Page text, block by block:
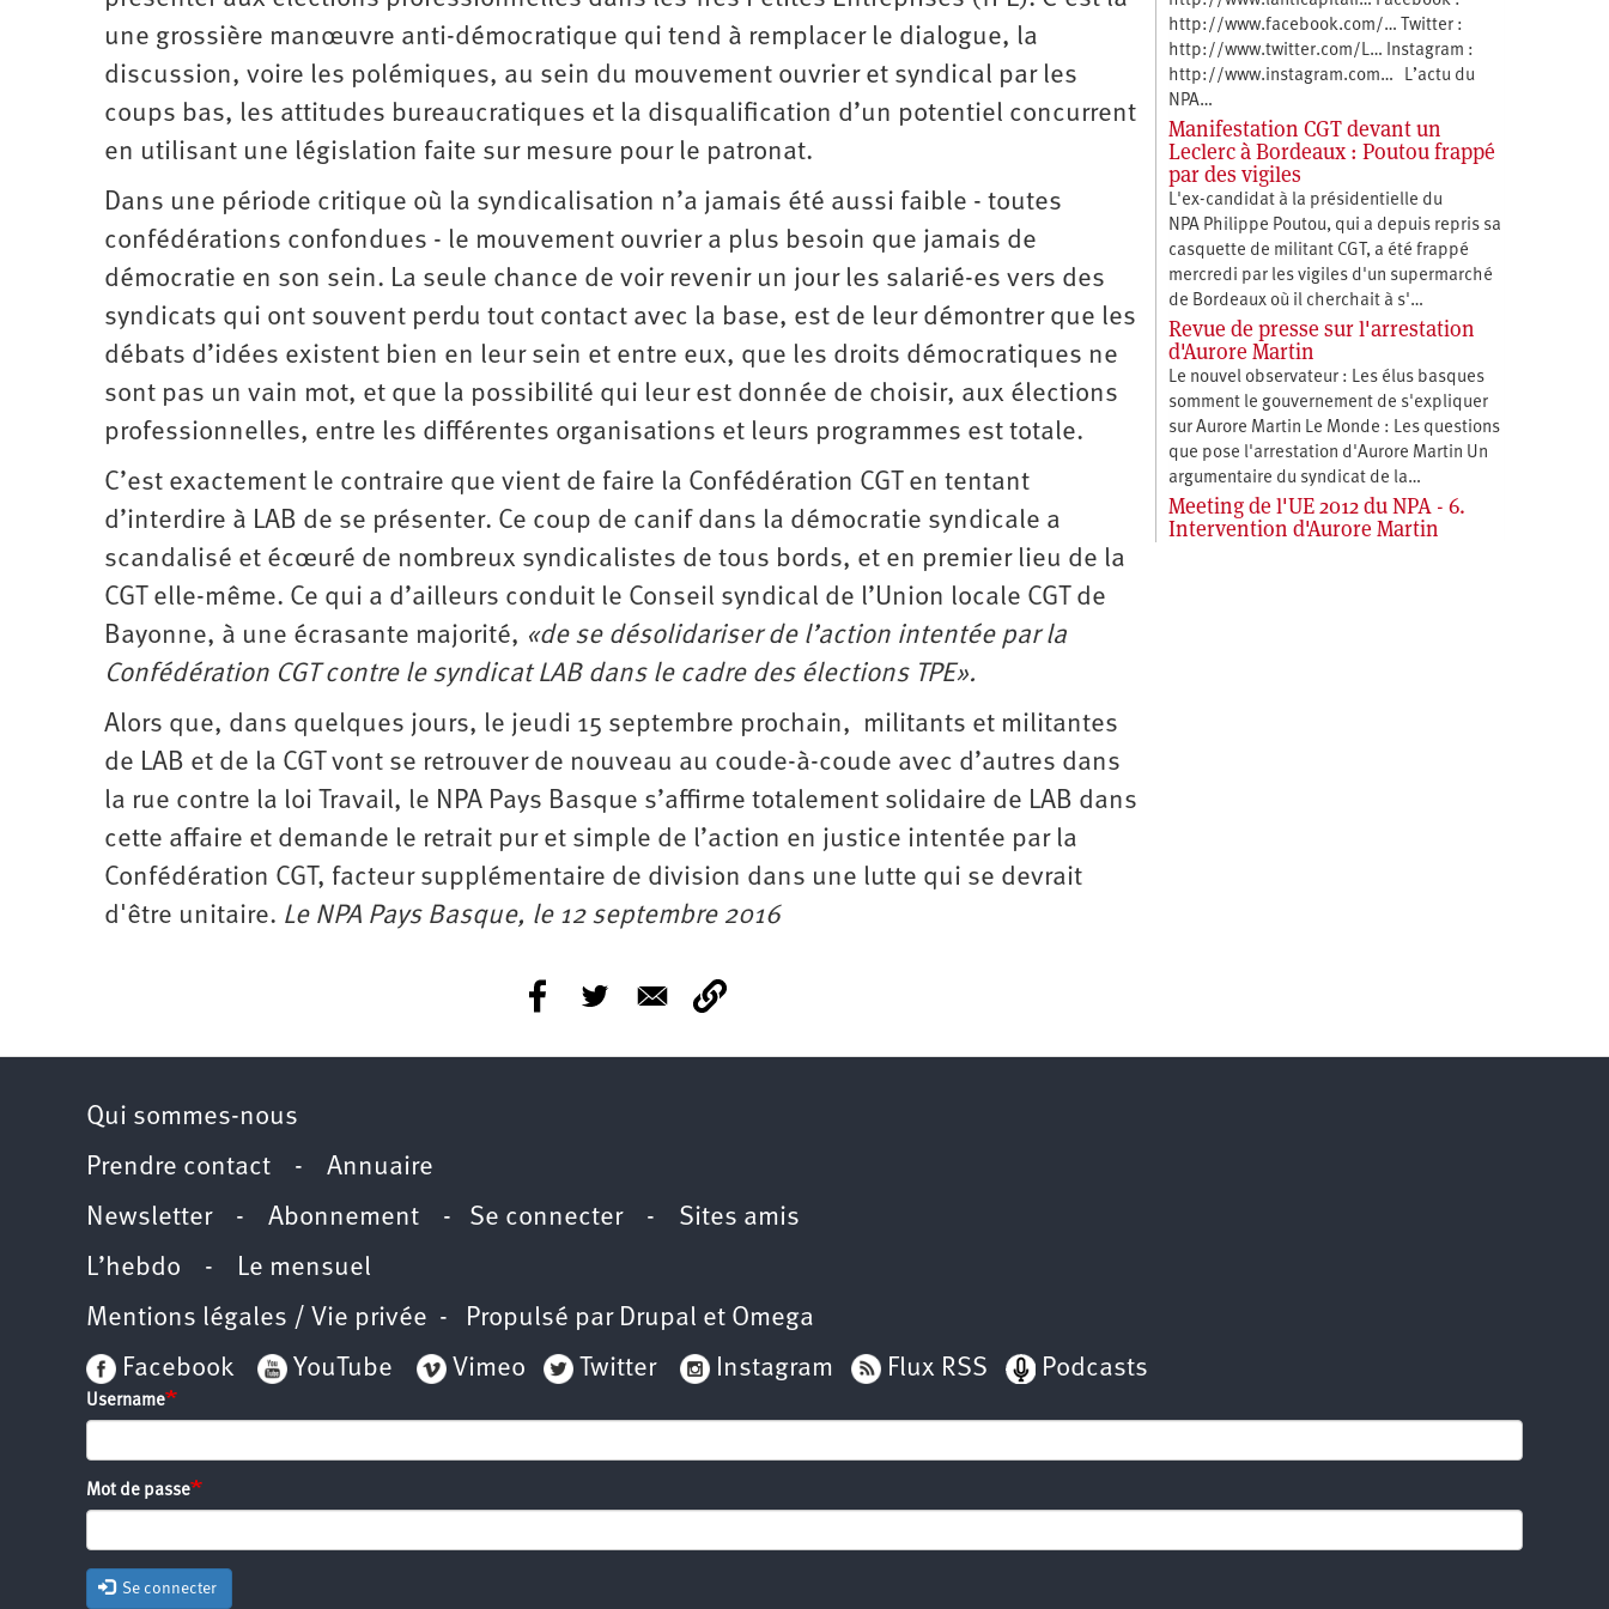
d’été
une grossière manœuvre anti-démocratique qui tend à remplacer le dialogue, la
discussion, voire les polémiques, au sein du mouvement ouvrier et syndical par les
coups bas, les attitudes bureaucratiques et la disqualification d’un potentiel concurrent
en utilisant une législation faite sur mesure pour le patronat.
Dans une période critique où la syndicalisation n’a jamais été aussi faible - toutes
confédérations confondues - le mouvement ouvrier a plus besoin que jamais de
démocratie en son sein. La seule chance de voir revenir un jour les salarié-es vers des
syndicats qui ont souvent perdu tout contact avec la base, est de leur démontrer que les
débats d’idées existent bien en leur sein et entre eux, que les droits démocratiques ne
sont pas un vain mot, et que la possibilité qui leur est donnée de choisir, aux élections
professionnelles, entre les différentes organisations et leurs programmes est totale.
C’est exactement le contraire que vient de faire la Confédération CGT en tentant
d’interdire à LAB de se présenter. Ce coup de canif dans la démocratie syndicale a
scandalisé et écœuré de nombreux syndicalistes de tous bords, et en premier lieu de la
CGT elle-même. Ce qui a d’ailleurs conduit le Conseil syndical de l’Union locale CGT de
Bayonne, à une écrasante majorité, «de se désolidariser de l’action intentée par la
Confédération CGT contre le syndicat LAB dans le cadre des élections TPE».
Alors que, dans quelques jours, le jeudi 15 septembre prochain, militants et militantes
de LAB et de la CGT vont se retrouver de nouveau au coude-à-coude avec d’autres dans
la rue contre la loi Travail, le NPA Pays Basque s’affirme totalement solidaire de LAB dans
cette affaire et demande le retrait pur et simple de l’action en justice intentée par la
Confédération CGT, facteur supplémentaire de division dans une lutte qui se devrait
d'être unitaire. Le NPA Pays Basque, le 12 septembre 2016
http://www.facebook.com/… Twitter :
http://www.twitter.com/L… Instagram :
http://www.instagram.com… L’actu du
NPA…
Manifestation CGT devant un
Leclerc à Bordeaux : Poutou frappé
par des vigiles
L'ex-candidat à la présidentielle du
NPA Philippe Poutou, qui a depuis repris sa
casquette de militant CGT, a été frappé
mercredi par les vigiles d'un supermarché
de Bordeaux où il cherchait à s'…
Revue de presse sur l'arrestation
d'Aurore Martin
Le nouvel observateur : Les élus basques
somment le gouvernement de s'expliquer
sur Aurore Martin Le Monde : Les questions
que pose l'arrestation d'Aurore Martin Un
argumentaire du syndicat de la…
Meeting de l'UE 2012 du NPA - 6.
Intervention d'Aurore Martin
Qui sommes-nous
Prendre contact - Annuaire
Newsletter - Abonnement - Se connecter- Sites amis
L’hebdo - Le mensuel
Mentions légales / Vie privée - Propulsé par Drupal et Omega
Facebook
YouTube Vimeo Twitter Instagram Flux RSS Podcasts
Username
Mot de passe
Se connecter